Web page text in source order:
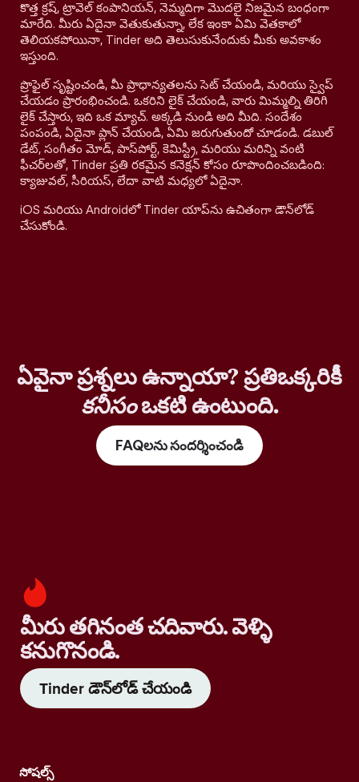
కొత్త క్రష్, ట్రావెల్ కంపానియన్, నెమ్మదిగా మొదలై నిజమైన బంధంగా
మారేది. మీరు ఏదైనా వెతుకుతున్నా, లేక ఇంకా ఏమి వెతకాలో
తెలియకపోయినా, Tinder అది తెలుసుకునేందుకు మీకు అవకాశం
ఇస్తుంది.
ప్రొఫైల్ సృష్టించండి, మీ ప్రాధాన్యతలను సెట్ చేయండి, మరియు స్వైప్
చేయడం ప్రారంభించండి. ఒకరిని లైక్ చేయండి, వారు మిమ్మల్ని తిరిగి
లైక్ చేస్తారు, ఇది ఒక మ్యాచ్. అక్కడి నుండి అది మీది. సందేశం
పంపండి, ఏదైనా ప్లాన్ చేయండి, ఏమి జరుగుతుందో చూడండి. డబుల్
డేట్, సంగీతం మోడ్, పాస్‌పోర్ట్, కెమిస్ట్రీ, మరియు మరిన్ని వంటి
ఫీచర్‌లతో, Tinder ప్రతి రకమైన కనెక్షన్ కోసం రూపొందించబడింది:
క్యాజువల్, సీరియస్, లేదా వాటి మధ్యలో ఏదైనా.
iOS మరియు Androidలో Tinder యాప్‌ను ఉచితంగా డౌన్‌లోడ్
చేసుకోండి.
ఏవైనా ప్రశ్నలు ఉన్నాయా? ప్రతిఒక్కరికీ
కనీసంఒకటి ఉంటుంది.
FAQలను సందర్శించండి
మీరు తగినంత చదివారు. వెళ్ళి
కనుగొనండి.
Tinder డౌన్‌లోడ్ చేయండి
సోషల్స్